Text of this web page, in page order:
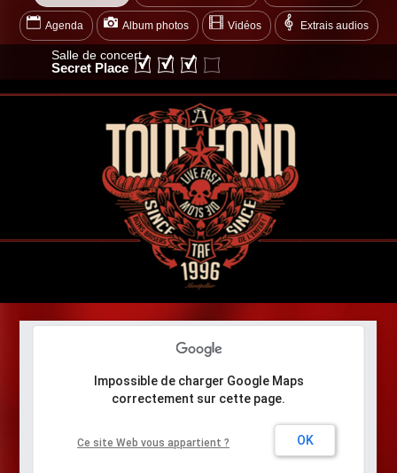
Agenda Album photos Vidéos Extrais audios
Salle de concert
Secret Place
Petit problème... Une erreur
Google Maps ne s'est pas chargé correctement sur cette
Impossible de charger Google Maps
correctement sur cette page.
Ce site Web vous appartient ? OK